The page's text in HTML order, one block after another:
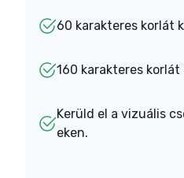
60 karakteres korlát
160 karakteres
Kerüld el a vizuális
eken.